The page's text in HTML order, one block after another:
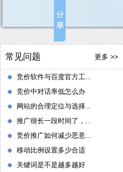
常见问题 更多 >>
竞价软件与百度官方工...
竞价中对话率低怎么办
网站的合理定位与选择...
推广很长一段时间了，...
竞价推广如何减少恶意...
移动比例设置多少合适
关键词是不是越多越好